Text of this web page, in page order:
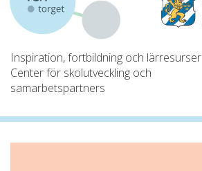
Inspiration, fortbildning och lärresurser
Center för skolutveckling och
samarbetspartners